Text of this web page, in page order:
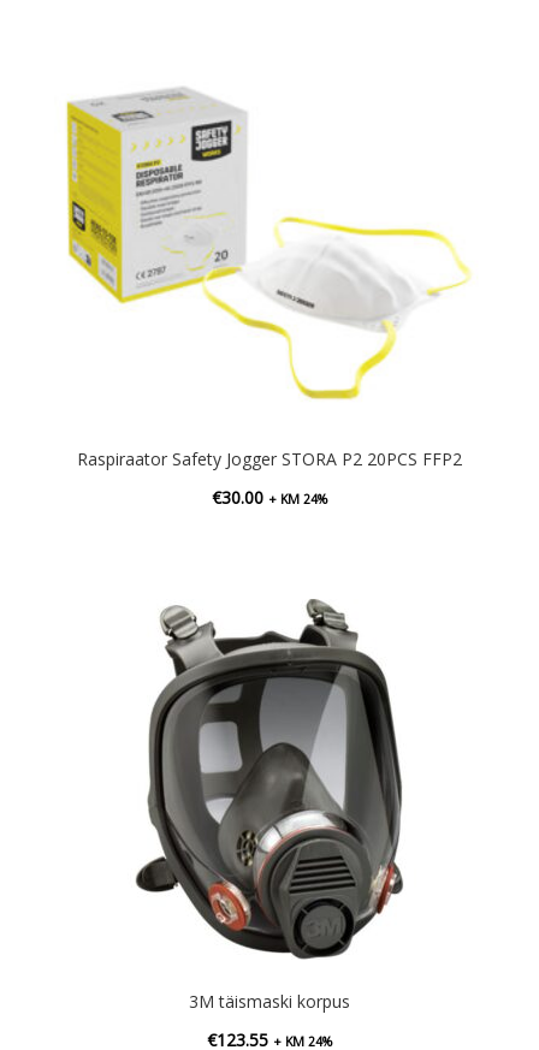
Raspiraator Safety Jogger STORA P2 20PCS FFP2
€30.00 + KM 24%
3M täismaski korpus
€123.55 + KM 24%